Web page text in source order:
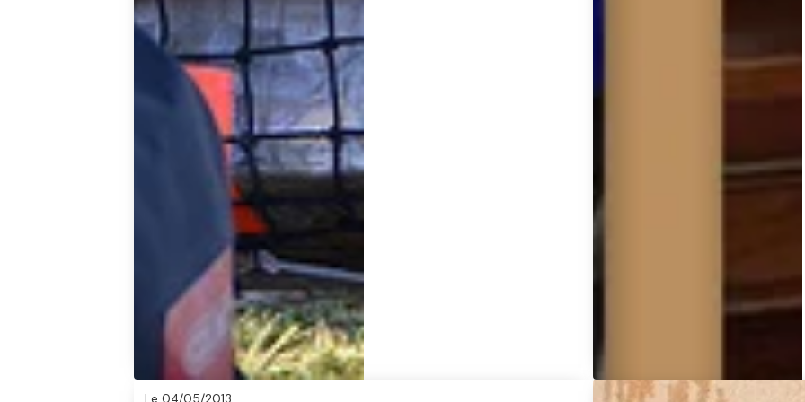
Le 04/05/2013